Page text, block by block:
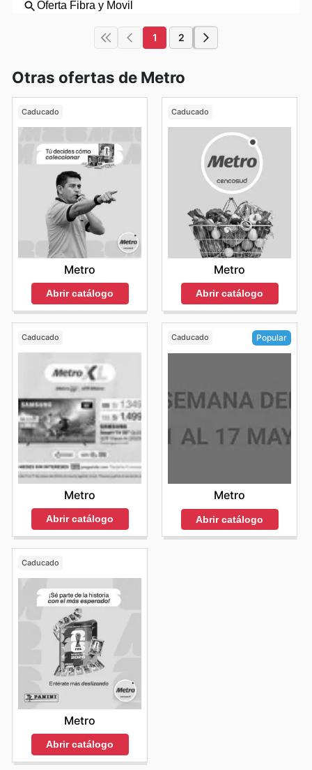
1 2
Otras ofertas de Metro
Caducado
Metro
Abrir catálogo
Caducado
Metro
Abrir catálogo
Caducado
Metro
Abrir catálogo
Caducado Popular
Metro
Abrir catálogo
Caducado
Metro
Abrir catálogo